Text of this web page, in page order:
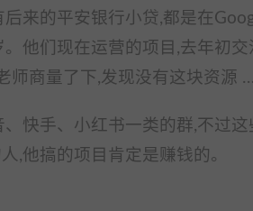
来的平安银行小贷,都是在
他们现在运营的项目,去年初
师商量了下,发现没有这块资源
快手、小红书一类的群,不过
,他搞的项目肯定是赚钱的。